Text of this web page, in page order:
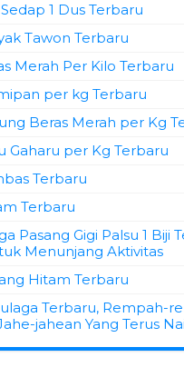
1 Dus Terbaru
Tawon Terbaru
Merah Per Kilo Terbaru
per kg Terbaru
Beras Merah per Kg
Gaharu per Kg Terbaru
Terbaru
Terbaru
Pasang Gigi Palsu 1 Biji
Menunjang Aktivitas
Hitam Terbaru
Terbaru, Rempah-
jahean Yang Terus